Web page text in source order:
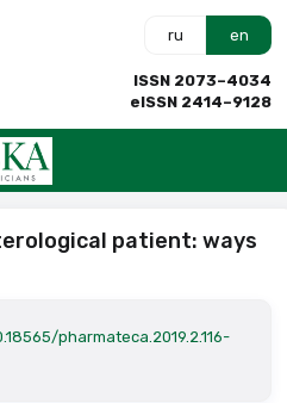
ru en
ISSN 2073–4034
eISSN 2414–9128
patient: ways
pharmateca.2019.2.116-